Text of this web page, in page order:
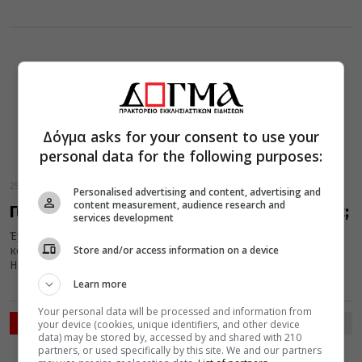
25 Μαΐου 2016
Γιατί φυτεύουν κυπαρίσσια στα νεκροταφεία;
Έχετε παρατηρήσει ποτέ ότι τα μόνα δένδρα που υπάρχουν στα
κοιμητήρια είναι τα κυπαρίσσια; Αναρωτηθήκατε ποτέ τον λόγο;
Η...
ΡΟΗ ΕΙΔΗΣΕΩΝ
ΔΙΑΛΟΓΟΣ
ΕΛΛΑΔΑ
Δόγμα asks for your consent to use your
personal data for the following purposes:
Personalised advertising and content, advertising and
content measurement, audience research and
services development
Store and/or access information on a device
Learn more
Your personal data will be processed and information from
your device (cookies, unique identifiers, and other device
data) may be stored by, accessed by and shared with 210
partners, or used specifically by this site. We and our partners